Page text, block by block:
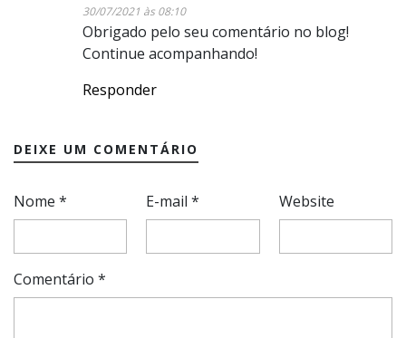
30/07/2021 às 08:10
Obrigado pelo seu comentário no blog!
Continue acompanhando!
Responder
DEIXE UM COMENTÁRIO
Nome * E-mail* Website
Comentário *